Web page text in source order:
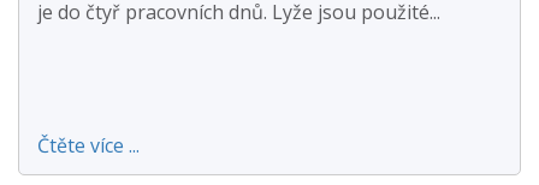
je do čtyř pracovních dnů. Lyže jsou použité...
Čtěte více ...